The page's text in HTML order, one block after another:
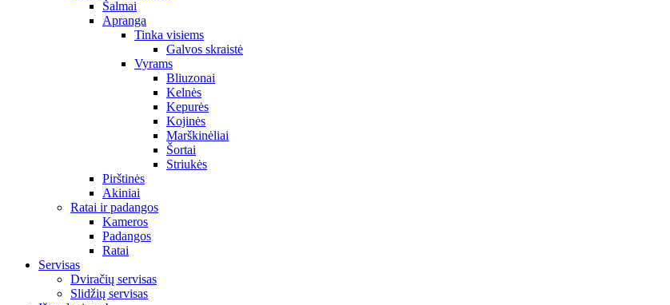
Šalmai
Apranga
Tinka visiems
Galvos skraistė
Vyrams
Bliuzonai
Kelnės
Kepurės
Kojinės
Marškinėliai
Šortai
Striukės
Pirštinės
Akiniai
Ratai ir padangos
Kameros
Padangos
Ratai
Servisas
Dviračių servisas
Slidžių servisas